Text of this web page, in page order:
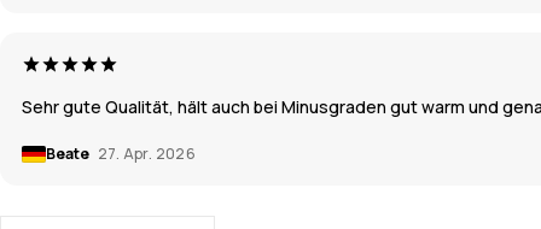
Sehr gute Qualität, hält auch bei Minusgraden gut warm und
Beate 27. Apr. 2026